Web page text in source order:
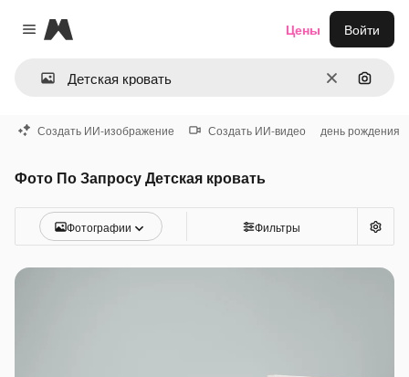
Close menu
Magnific
ОчиститьПоиск
Цены Войти
Создать ИИ-изображение Создать ИИ-видео день рождения
Фото По Запросу Детская кровать
Фотографии Фильтры